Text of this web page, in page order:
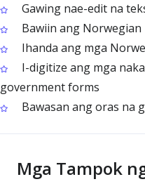
Gawing nae-edit na
Bawiin ang Norwegian
Ihanda ang mga
I-digitize ang mga
government forms
Bawasan ang oras na
Mga Tampok